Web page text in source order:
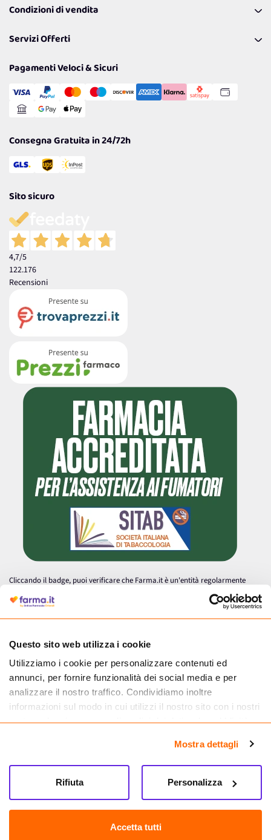
Questo sito web utilizza i cookie
Utilizziamo i cookie per personalizzare contenuti ed
annunci, per fornire funzionalità dei social media e per
analizzare il nostro traffico. Condividiamo inoltre
informazioni sul modo in cui utilizzi il nostro sito con i nostri
partner che si occupano di analisi dei dati web, pubblicità e
informazioni che hai fornito loro o che hanno raccolto dal
tuo utilizzo dei loro servizi.
Mostra dettagli
Accetta tutti
Personalizza
Rifiuta
Lavora con noi
Politiche per la parità di genere
Richiamami
Resi
Condizioni di vendita
Spedizioni
Cookie Policy
Gestisci Cookie
Servizi Offerti
Reso Facile e Veloce
Pagamenti Veloci & Sicuri
Consegna Gratuita in 24/72h
Sito sicuro
4,7/5
122.176
Recensioni
Cliccando il badge, puoi verificare che Farma.it è un'entità regolarmente
autorizzata dal Ministero della Salute a effettuare la vendita online di
medicinali.
Farma.it S.a.s. P. IVA 07417261216 REA: NA-884088
CREDITS
Sede legale Via delle Repubbliche Marinare 128, 80147 Napoli